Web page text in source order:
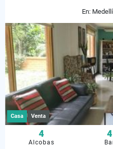
En:
Casa Venta
4
Alcobas